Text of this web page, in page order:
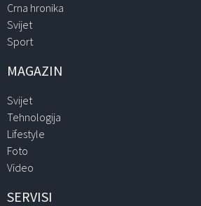
Crna hronika
Svijet
Sport
MAGAZIN
Svijet
Tehnologija
Lifestyle
Foto
Video
SERVISI